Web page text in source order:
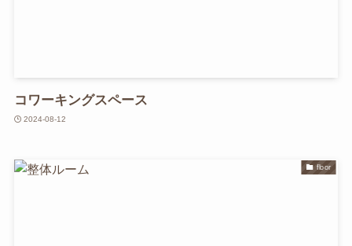
コワーキングスペース
2024-08-12
floor